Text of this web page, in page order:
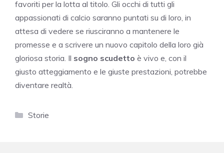
favoriti per la lotta al titolo. Gli occhi di tutti gli
appassionati di calcio saranno puntati su di loro, in
attesa di vedere se riusciranno a mantenere le
promesse e a scrivere un nuovo capitolo della loro già
gloriosa storia. Il sogno scudetto è vivo e, con il
giusto atteggiamento e le giuste prestazioni, potrebbe
diventare realtà.
Categorie
Storie